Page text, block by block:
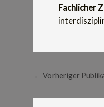
Fachlicher
← Vorheriger